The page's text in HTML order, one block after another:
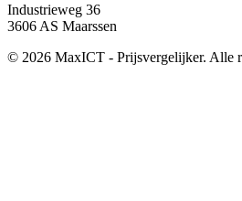
Industrieweg 36
3606 AS Maarssen
© 2026 MaxICT - Prijsvergelijker. Alle